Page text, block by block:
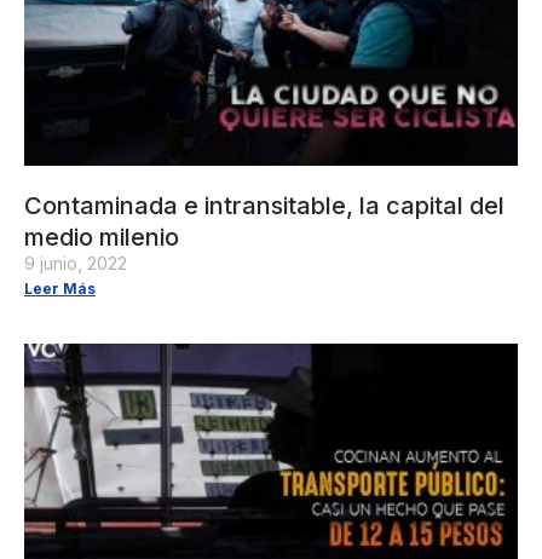
Contaminada e intransitable, la capital del
medio milenio
9 junio, 2022
Leer Más